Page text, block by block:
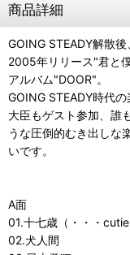
商品詳細
GOING STEADY解散
2005年リリース"君と
アルバム"DOOR"。
GOING STEADY時代
大臣もゲスト参加、誰
うな圧倒的むき出しな
いです。
A面
01.十七歳（・・・
02.犬人間